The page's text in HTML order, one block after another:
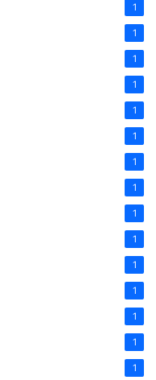
1
1
1
1
1
1
1
1
1
1
1
1
1
1
1